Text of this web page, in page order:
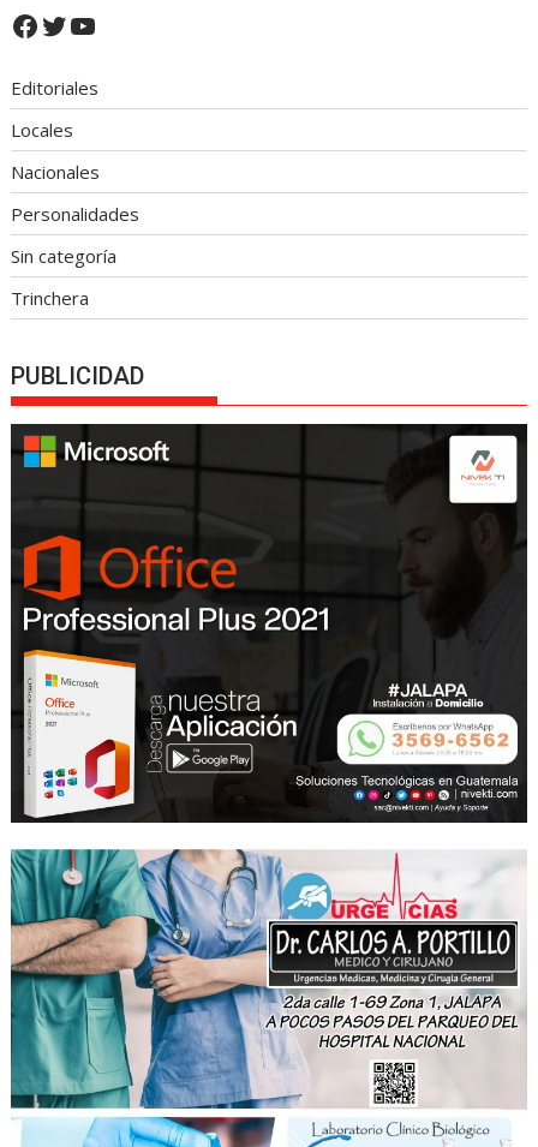
Facebook
Twitter
YouTube
Editoriales
Locales
Nacionales
Personalidades
Sin categoría
Trinchera
PUBLICIDAD